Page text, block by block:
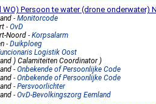
WO) Persoon te water (drone onderwater)
- Monitorcode
- OvD
Noord - Korpsalarm
- Duikploeg
Logistik Oost
) Calamiteiten Coordinator )
- Onbekende of Persoonlijke Code
- Onbekende of Persoonlijke Code
- Persvoorlichter
- OvD-Bevolkingszorg Eemland